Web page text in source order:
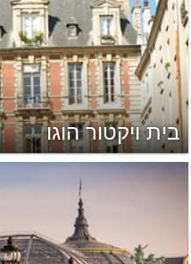
בית ויקטור הוגו